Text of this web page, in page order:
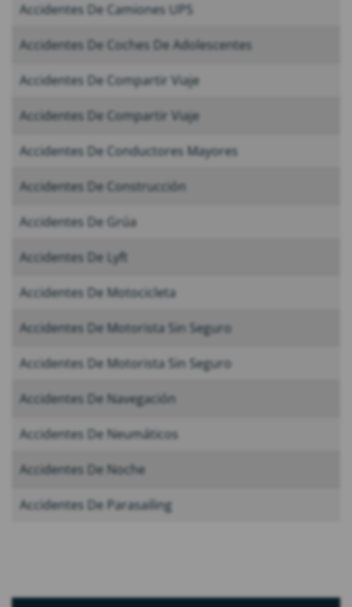
Accidentes De Camiones UPS
Accidentes De Coches De Adolescentes
Accidentes De Compartir Viaje
Accidentes De Compartir Viaje
Accidentes De Conductores Mayores
Accidentes De Construcción
Accidentes De Grúa
Accidentes De Lyft
Accidentes De Motocicleta
Accidentes De Motorista Sin Seguro
Accidentes De Motorista Sin Seguro
Accidentes De Navegación
Accidentes De Neumáticos
Accidentes De Noche
Accidentes De Parasailing